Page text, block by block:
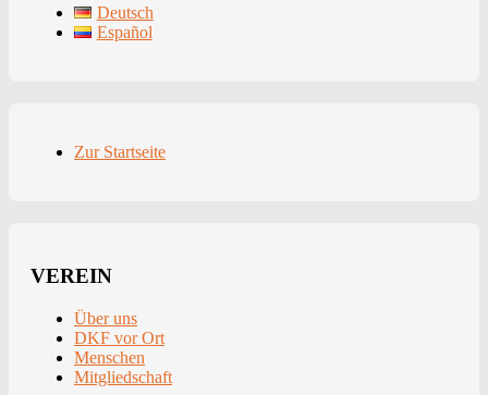
Deutsch
Español
Zur Startseite
VEREIN
Über uns
DKF vor Ort
Menschen
Mitgliedschaft